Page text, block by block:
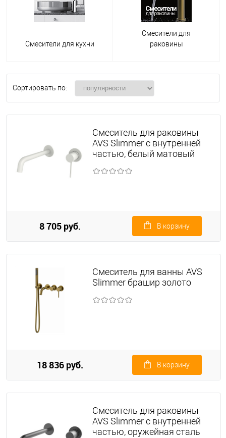
Смесители для кухни
Смесители для
раковины
Сортировать по:
Смеситель для раковины
AVS Slimmer с внутренней
частью, белый матовый
8 705 руб. В корзину
Смеситель для ванны AVS
Slimmer брашир золото
18 836 руб. В корзину
Смеситель для раковины
AVS Slimmer с внутренней
частью, оружейная сталь